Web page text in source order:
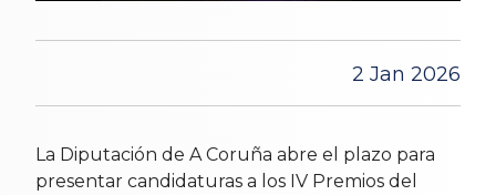
2 Jan 2026
La Diputación de A Coruña abre el plazo para
presentar candidaturas a los IV Premios del